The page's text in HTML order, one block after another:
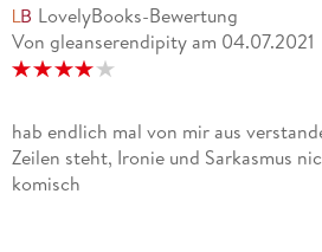
LovelyBooks-Bewertung
Von gleanserendipity am 04.07.2021
hab endlich mal von mir aus
Zeilen steht, Ironie und Sarkasmus
komisch